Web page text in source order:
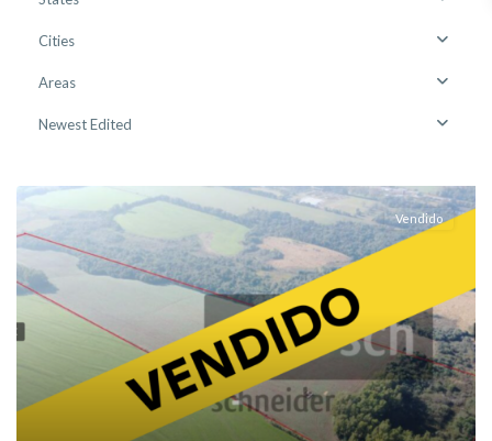
Cities
Areas
Newest Edited
Vendido